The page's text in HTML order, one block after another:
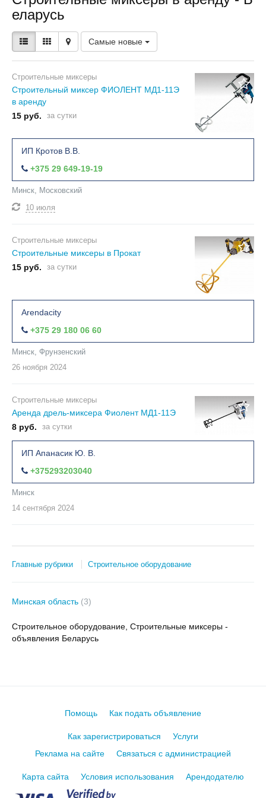
еларусь
Самые новые
Строительные миксеры
Строительный миксер ФИОЛЕНТ МД1-11Э
в аренду
15 руб.
за сутки
ИП Кротов В.В.
+375 29 649-19-19
Минск, Московский
10 июля
Строительные миксеры
Строительные миксеры в Прокат
15 руб.
за сутки
Arendacity
+375 29 180 06 60
Минск, Фрунзенский
26 ноября 2024
Строительные миксеры
Аренда дрель-миксера Фиолент МД1-11Э​
8 руб.
за сутки
ИП Апанасик Ю. В.
+375293203040
Минск
14 сентября 2024
Главные рубрики Строительное оборудование
Минская область (3)
Строительное оборудование, Строительные миксеры -
объявления Беларусь
Помощь Как подать объявление
Как зарегистрироваться
Услуги
Реклама на сайте
Связаться с администрацией
Карта сайта Условия использования Арендодателю